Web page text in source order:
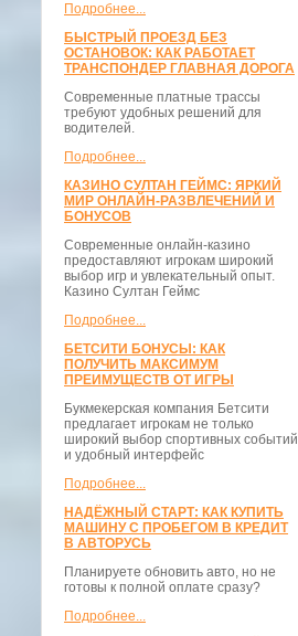
Подробнее...
БЫСТРЫЙ ПРОЕЗД БЕЗ
ОСТАНОВОК: КАК РАБОТАЕТ
ТРАНСПОНДЕР ГЛАВНАЯ ДОРОГА
Современные платные трассы
требуют удобных решений для
водителей.
Подробнее...
КАЗИНО СУЛТАН ГЕЙМС: ЯРКИЙ
МИР ОНЛАЙН-РАЗВЛЕЧЕНИЙ И
БОНУСОВ
Современные онлайн-казино
предоставляют игрокам широкий
выбор игр и увлекательный опыт.
Казино Султан Геймс
Подробнее...
БЕТСИТИ БОНУСЫ: КАК
ПОЛУЧИТЬ МАКСИМУМ
ПРЕИМУЩЕСТВ ОТ ИГРЫ
Букмекерская компания Бетсити
предлагает игрокам не только
широкий выбор спортивных событий
и удобный интерфейс
Подробнее...
НАДЁЖНЫЙ СТАРТ: КАК КУПИТЬ
МАШИНУ С ПРОБЕГОМ В КРЕДИТ
В АВТОРУСЬ
Планируете обновить авто, но не
готовы к полной оплате сразу?
Подробнее...